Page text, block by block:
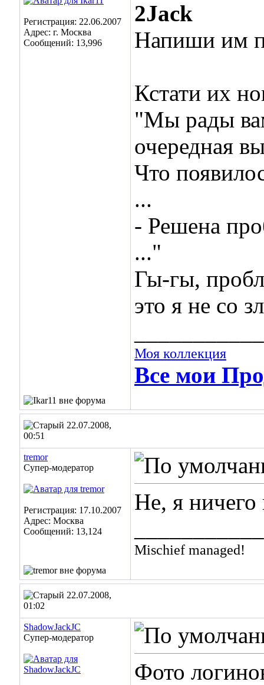
Регистрация: 22.06.2007
Адрес: г. Москва
Сообщений: 13,996
2Jack
Напиши им
Кстати их
"Мы рады
очередная
Что
...
- Решена
..."
Гы-гы,
это я не со
Моя коллекция
Все мои
22.07.2008,
00:51
tremor
Супер-модератор
Регистрация: 17.10.2007
Адрес: Москва
Сообщений: 13,124
Не, я ничего
Mischief managed!
22.07.2008,
01:02
ShadowJackJC
Супер-модератор
Фото